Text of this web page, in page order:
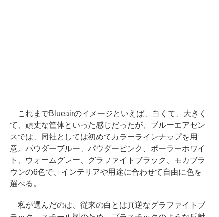
これまでBlueairのイメージといえば、白くて、大きく
て、頑丈な筐体といった感じだったが、ブルーエアセン
スでは、同社としては初めてカラーラインナップを用
意。パウダーブルー、パウダーピンク、ポーラーホワイ
ト、ウォームグレー、グラファイトブラック、モカブラ
ウンの6色で、インテリアや用途に合わせて自由に色を
選べる。
私が選んだのは、従来の白とは真逆なグラファイトブ